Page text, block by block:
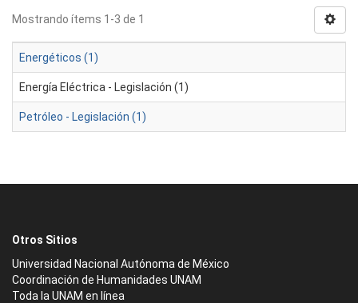
Mostrando ítems 1-3 de 1
Energéticos (1)
Energía Eléctrica - Legislación (1)
Petróleo - Legislación (1)
Otros Sitios
Universidad Nacional Autónoma de México
Coordinación de Humanidades UNAM
Toda la UNAM en línea